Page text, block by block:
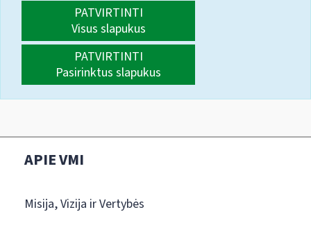
PATVIRTINTI
Visus slapukus
PATVIRTINTI
Pasirinktus slapukus
APIE VMI
Misija, Vizija ir Vertybės